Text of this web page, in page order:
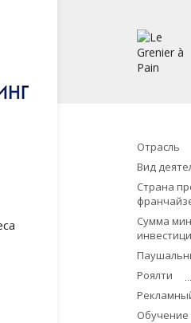
Отрасль
Вид
Страна
Сумма
Роялти
Обучение